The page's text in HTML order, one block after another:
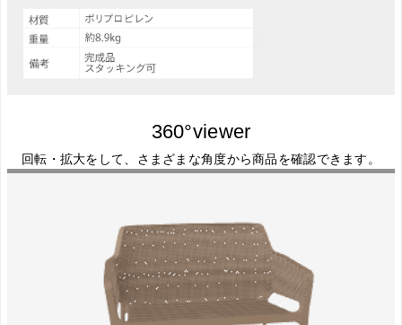
360°viewer
回転・拡大をして、さまざまな角度から商品を確認できます。